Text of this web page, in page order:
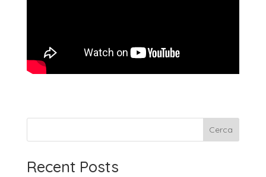
Cerca
Recent Posts